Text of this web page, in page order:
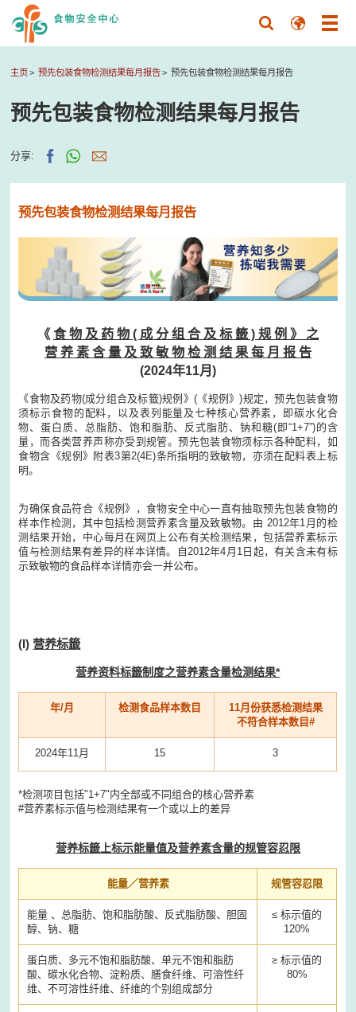
主页 预先包装食物检测结果每月报告 预先包装食物检测结果每月报告
预先包装食物检测结果每月报告
分享:
预先包装食物检测结果每月报告
《 食 物 及 药 物 ( 成 分 组 合 及 标 籤 ) 规 例 》 之
营 养 素 含 量 及 致 敏 物 检 测 结 果 每 月 报 告
(2024年11月)
《食物及药物(成分组合及标籤)规例》(《规例》)规定，预先包装食物
须标示食物的配料，以及表列能量及七种核心营养素，即碳水化合
物、蛋白质、总脂肪、饱和脂肪、反式脂肪、钠和糖(即“1+7”)的含
量，而各类营养声称亦受到规管。预先包装食物须标示各种配料，如
食物含《规例》附表3第2(4E)条所指明的致敏物，亦须在配料表上标
明。
为确保食品符合《规例》，食物安全中心一直有抽取预先包装食物的
样本作检测，其中包括检测营养素含量及致敏物。由 2012年1月的检
测结果开始，中心每月在网页上公布有关检测结果，包括营养素标示
值与检测结果有差异的样本详情。自2012年4月1日起，有关含未有标
示致敏物的食品样本详情亦会一并公布。
(I) 营养标籤
营养资料标籤制度之营养素含量检测结果*
年/月 检测食品样本数目
11月份获悉检测结果
不符合样本数目#
2024年11月 15 3
*检测项目包括"1+7"内全部或不同组合的核心营养素
#营养素标示值与检测结果有一个或以上的差异
营养标籤上标示能量值及营养素含量的规管容忍限
能量／营养素 规管容忍限
能量 、总脂肪、饱和脂肪酸、反式脂肪酸、胆固
醇、钠、糖
≤ 标示值的
120%
蛋白质、多元不饱和脂肪酸、单元不饱和脂肪
酸、碳水化合物、淀粉质、膳食纤维、可溶性纤
维、不可溶性纤维、纤维的个别组成部分
≥ 标示值的
80%